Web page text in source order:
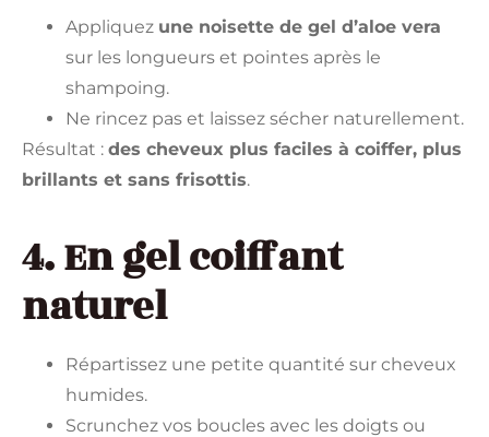
Appliquez une noisette de gel d’aloe vera
sur les longueurs et pointes après le
shampoing.
Ne rincez pas et laissez sécher naturellement.
Résultat : des cheveux plus faciles à coiffer, plus
brillants et sans frisottis.
4. En gel coiffant
naturel
Répartissez une petite quantité sur cheveux
humides.
Scrunchez vos boucles avec les doigts ou